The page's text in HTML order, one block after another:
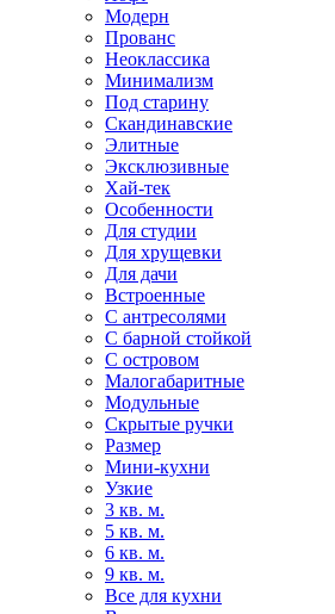
Модерн
Прованс
Неоклассика
Минимализм
Под старину
Скандинавские
Элитные
Эксклюзивные
Хай-тек
Особенности
Для студии
Для хрущевки
Для дачи
Встроенные
С антресолями
С барной стойкой
С островом
Малогабаритные
Модульные
Скрытые ручки
Размер
Мини-кухни
Узкие
3 кв. м.
5 кв. м.
6 кв. м.
9 кв. м.
Все для кухни